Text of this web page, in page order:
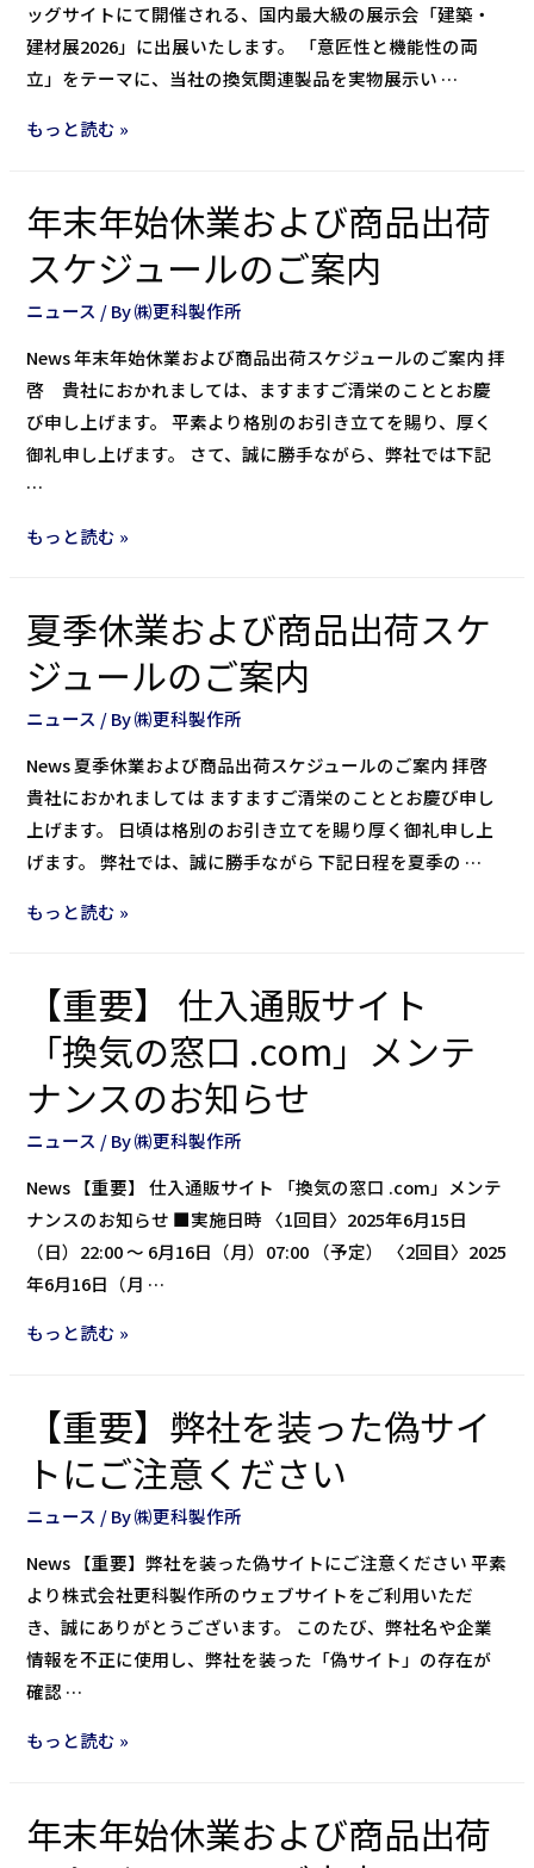
ッグサイトにて開催される、国内最大級の展示会「建築・
建材展2026」に出展いたします。 「意匠性と機能性の両
立」をテーマに、当社の換気関連製品を実物展示い …
もっと読む »
年末年始休業および商品出荷
スケジュールのご案内
ニュース / By㈱更科製作所
News 年末年始休業および商品出荷スケジュールのご案内 拝
啓 貴社におかれましては、ますますご清栄のこととお慶
び申し上げます。 平素より格別のお引き立てを賜り、厚く
御礼申し上げます。 さて、誠に勝手ながら、弊社では下記
…
もっと読む »
夏季休業および商品出荷スケ
ジュールのご案内
ニュース / By㈱更科製作所
News 夏季休業および商品出荷スケジュールのご案内 拝啓
貴社におかれましては ますますご清栄のこととお慶び申し
上げます。 日頃は格別のお引き立てを賜り厚く御礼申し上
げます。 弊社では、誠に勝手ながら 下記日程を夏季の …
もっと読む »
【重要】 仕入通販サイト
「換気の窓口 .com」メンテ
ナンスのお知らせ
ニュース / By㈱更科製作所
News 【重要】 仕入通販サイト 「換気の窓口 .com」メンテ
ナンスのお知らせ ■実施日時 〈1回目〉2025年6月15日
（日）22:00 ～ 6月16日（月）07:00 （予定） 〈2回目〉2025
年6月16日（月 …
もっと読む »
【重要】弊社を装った偽サイ
トにご注意ください
ニュース / By㈱更科製作所
News 【重要】弊社を装った偽サイトにご注意ください 平素
より株式会社更科製作所のウェブサイトをご利用いただ
き、誠にありがとうございます。 このたび、弊社名や企業
情報を不正に使用し、弊社を装った「偽サイト」の存在が
確認 …
もっと読む »
年末年始休業および商品出荷